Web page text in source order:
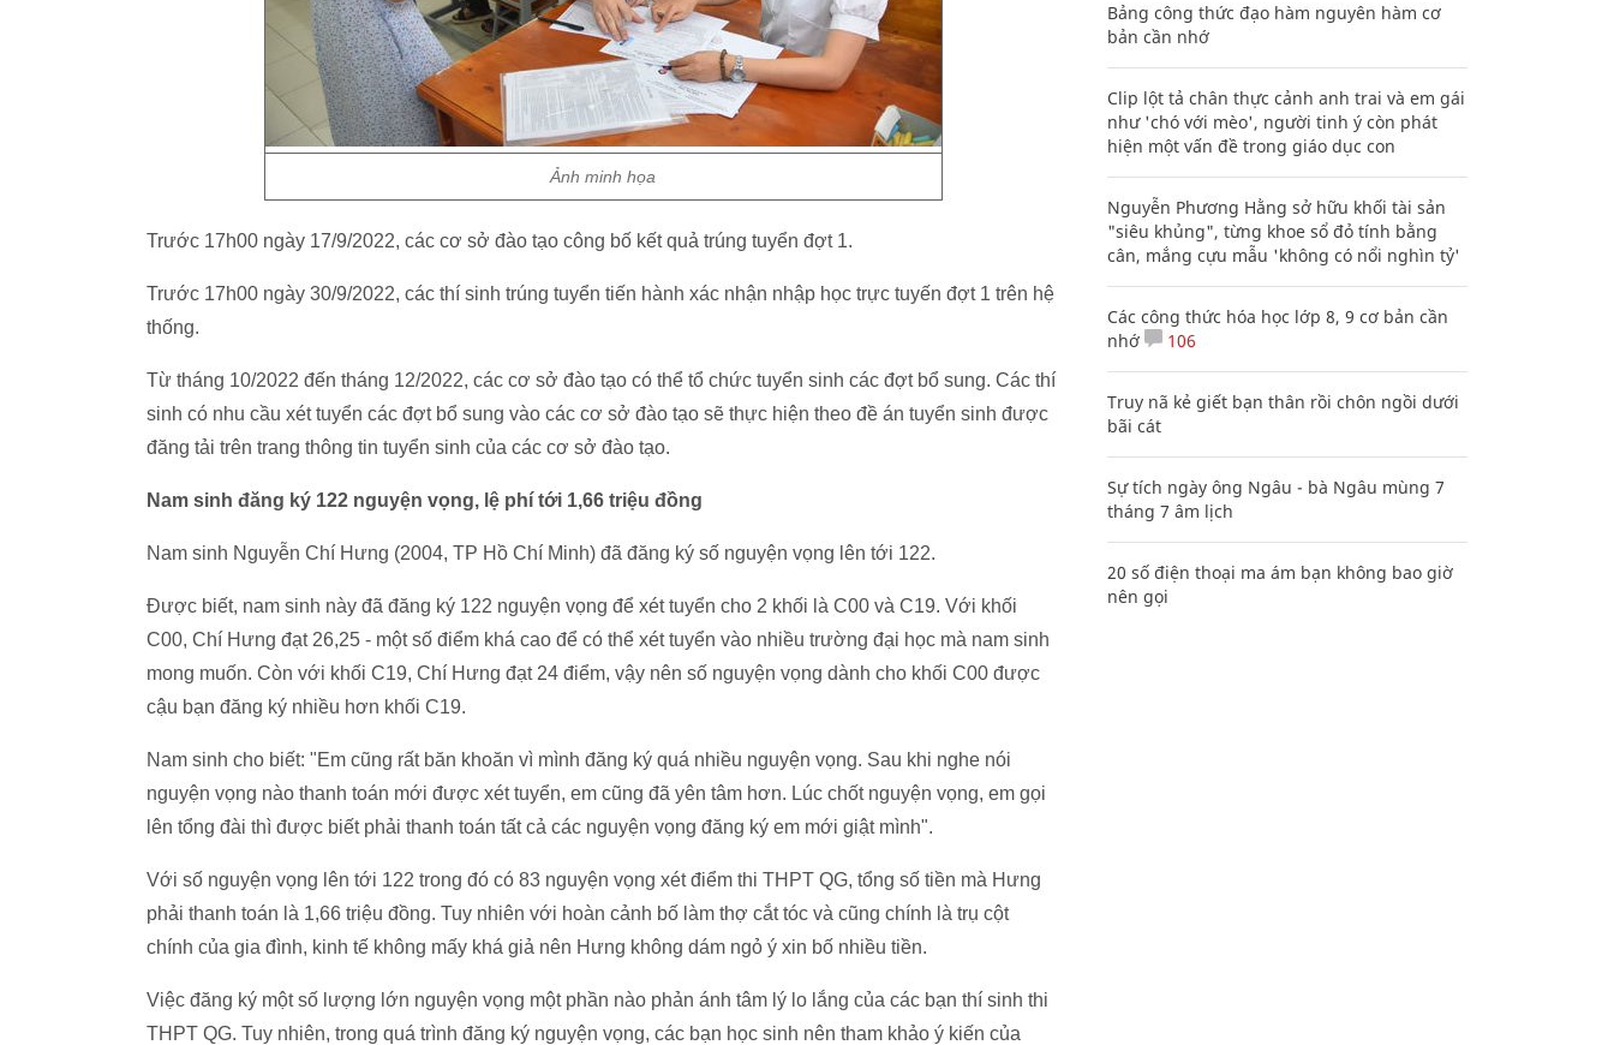
Ảnh minh họa
Trước 17h00 ngày 17/9/2022, các cơ sở đào tạo công bố kết quả trúng tuyển đợt 1.
Trước 17h00 ngày 30/9/2022, các thí sinh trúng tuyển tiến hành xác nhận nhập học trực tuyến đợt 1 trên hệ
thống.
Từ tháng 10/2022 đến tháng 12/2022, các cơ sở đào tạo có thể tổ chức tuyển sinh các đợt bổ sung. Các thí
sinh có nhu cầu xét tuyển các đợt bổ sung vào các cơ sở đào tạo sẽ thực hiện theo đề án tuyển sinh được
đăng tải trên trang thông tin tuyển sinh của các cơ sở đào tạo.
Nam sinh đăng ký 122 nguyện vọng, lệ phí tới 1,66 triệu đồng
Nam sinh Nguyễn Chí Hưng (2004, TP Hồ Chí Minh) đã đăng ký số nguyện vọng lên tới 122.
Được biết, nam sinh này đã đăng ký 122 nguyện vọng để xét tuyển cho 2 khối là C00 và C19. Với khối
C00, Chí Hưng đạt 26,25 - một số điểm khá cao để có thể xét tuyển vào nhiều trường đại học mà nam sinh
mong muốn. Còn với khối C19, Chí Hưng đạt 24 điểm, vậy nên số nguyện vọng dành cho khối C00 được
cậu bạn đăng ký nhiều hơn khối C19.
Nam sinh cho biết: "Em cũng rất băn khoăn vì mình đăng ký quá nhiều nguyện vọng. Sau khi nghe nói
nguyện vọng nào thanh toán mới được xét tuyển, em cũng đã yên tâm hơn. Lúc chốt nguyện vọng, em gọi
lên tổng đài thì được biết phải thanh toán tất cả các nguyện vọng đăng ký em mới giật mình".
Với số nguyện vọng lên tới 122 trong đó có 83 nguyện vọng xét điểm thi THPT QG, tổng số tiền mà Hưng
phải thanh toán là 1,66 triệu đồng. Tuy nhiên với hoàn cảnh bố làm thợ cắt tóc và cũng chính là trụ cột
chính của gia đình, kinh tế không mấy khá giả nên Hưng không dám ngỏ ý xin bố nhiều tiền.
Việc đăng ký một số lượng lớn nguyện vọng một phần nào phản ánh tâm lý lo lắng của các bạn thí sinh thi
THPT QG. Tuy nhiên, trong quá trình đăng ký nguyện vọng, các bạn học sinh nên tham khảo ý kiến của
Bảng công thức đạo hàm nguyên hàm cơ
bản cần nhớ
Clip lột tả chân thực cảnh anh trai và em gái
như 'chó với mèo', người tinh ý còn phát
hiện một vấn đề trong giáo dục con
Nguyễn Phương Hằng sở hữu khối tài sản
"siêu khủng", từng khoe sổ đỏ tính bằng
cân, mắng cựu mẫu 'không có nổi nghìn tỷ'
Các công thức hóa học lớp 8, 9 cơ bản cần
nhớ
106
Truy nã kẻ giết bạn thân rồi chôn ngồi dưới
bãi cát
Sự tích ngày ông Ngâu - bà Ngâu mùng 7
tháng 7 âm lịch
20 số điện thoại ma ám bạn không bao giờ
nên gọi